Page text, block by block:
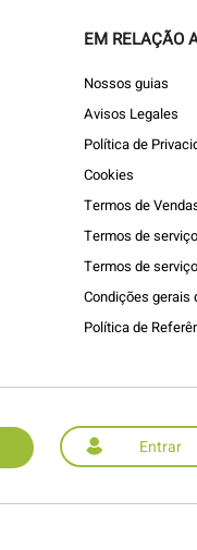
EM RELAÇÃO
Nossos guias
Avisos Legales
Política de
Cookies
Termos de
Termos de serviço
Termos de
Condições gerais
Política de
Entrar